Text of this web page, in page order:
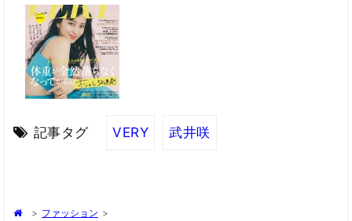
記事タグ VERY 武井咲
> ファッション >